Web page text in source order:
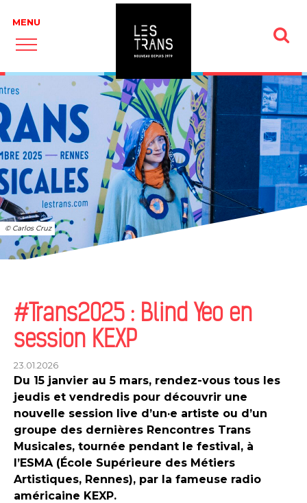
© Carlos Cruz
#Trans2025 : Blind Yeo en
session KEXP
23.01.2026
Du 15 janvier au 5 mars, rendez-vous tous les
jeudis et vendredis pour découvrir une
nouvelle session live d’un·e artiste ou d’un
groupe des dernières Rencontres Trans
Musicales, tournée pendant le festival, à
l’ESMA (École Supérieure des Métiers
Artistiques, Rennes), par la fameuse radio
américaine KEXP.